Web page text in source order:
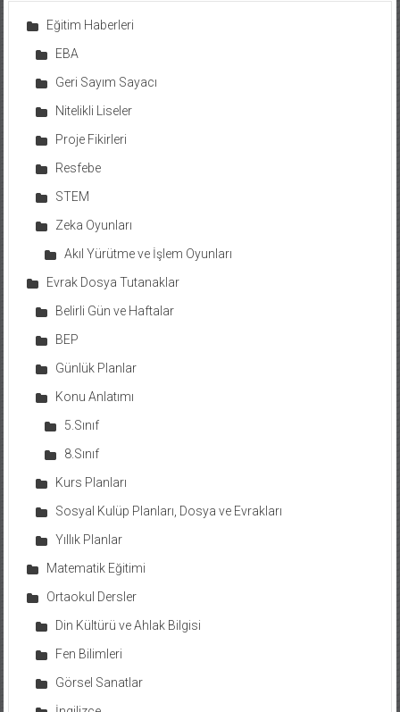
Eğitim Haberleri
EBA
Geri Sayım Sayacı
Nitelikli Liseler
Proje Fikirleri
Resfebe
STEM
Zeka Oyunları
Akıl Yürütme ve İşlem Oyunları
Evrak Dosya Tutanaklar
Belirli Gün ve Haftalar
BEP
Günlük Planlar
Konu Anlatımı
5.Sınıf
8.Sınıf
Kurs Planları
Sosyal Kulüp Planları, Dosya ve Evrakları
Yıllık Planlar
Matematik Eğitimi
Ortaokul Dersler
Din Kültürü ve Ahlak Bilgisi
Fen Bilimleri
Görsel Sanatlar